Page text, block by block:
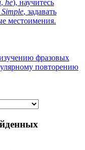
, he), научитесь
Simple, задавать
местоимения.
фразовых
повторению